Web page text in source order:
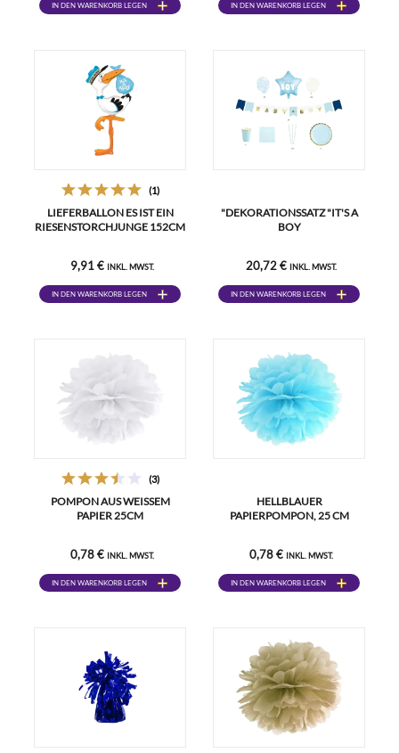
IN DEN WARENKORB LEGEN IN DEN WARENKORB LEGEN
(1)
LIEFERBALLON ES IST EIN
RIESENSTORCHJUNGE 152CM
9,91 € INKL. MWST.
IN DEN WARENKORB LEGEN
"DEKORATIONSSATZ "IT'S A
BOY
20,72 € INKL. MWST.
IN DEN WARENKORB LEGEN
(3)
POMPON AUS WEISSEM P
APIER 25CM
0,78 € INKL. MWST.
IN DEN WARENKORB LEGEN
HELLBLAUER
PAPIERPOMPON, 25 CM
0,78 € INKL. MWST.
IN DEN WARENKORB LEGEN